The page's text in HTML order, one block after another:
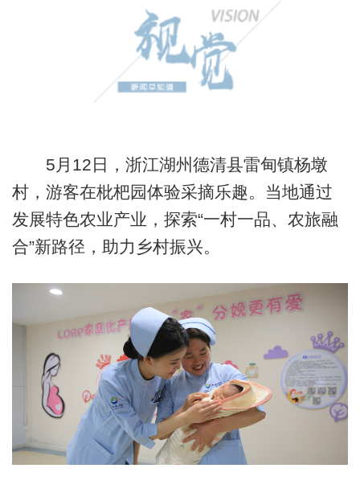
5月12日，浙江湖州德清县雷甸镇杨墩
村，游客在枇杷园体验采摘乐趣。当地通过
发展特色农业产业，探索“一村一品、农旅融
合”新路径，助力乡村振兴。